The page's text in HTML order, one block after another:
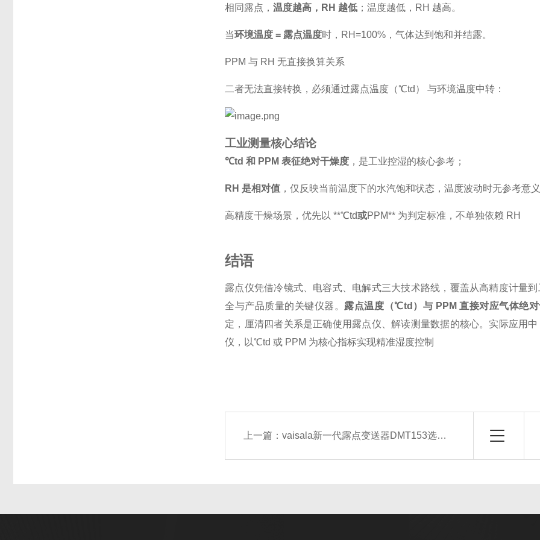
相同露点，温度越高，RH 越低 ；温度越低，RH 越高。
当环境温度 = 露点温度时，RH=100%，气体达到饱和并结露。
PPM 与 RH 无直接换算关系
二者无法直接转换，必须通过露点温度（℃td） 与环境温度中转：
工业测量核心结论
℃td 和 PPM 表征绝对干燥度 ，是工业控湿的核心参考；
RH 是相对值 ，仅反映当前温度下的水汽饱和状态，温度波动时无参考意
高精度干燥场景，优先以 **℃td或PPM** 为判定标准，不单独依赖 RH
结语
露点仪凭借冷镜式、电容式、电解式三大技术路线，覆盖从高精度计量
全与产品质量的关键仪器。 露点温度（℃td）与 PPM 直接对应气体绝
定，厘清四者关系是正确使用露点仪、解读测量数据的核心。实际应用
仪，以℃td 或 PPM 为核心指标实现精准湿度控制
上一篇：vaisala新一代露点变送器DMT153选型指南技术参数